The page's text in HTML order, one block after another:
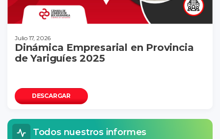
Julio 17, 2026
Dinámica Empresarial en Provincia
de Yariguíes 2025
DESCARGAR
Todos nuestros informes